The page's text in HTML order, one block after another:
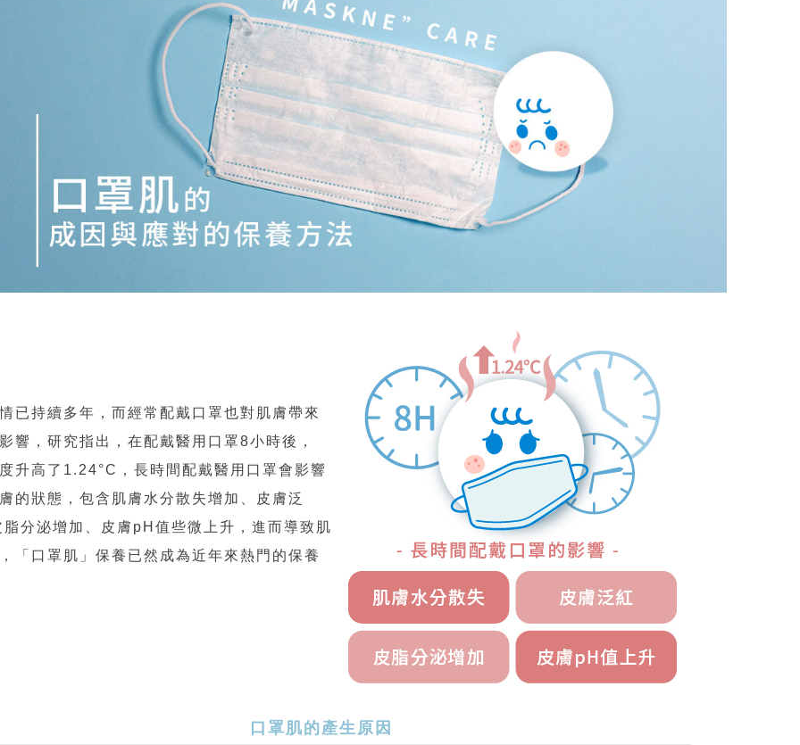
持續多年，而經常配戴口罩也對肌膚帶來
響，研究指出，在配戴醫用口罩8小時後，
升高了1.24°C，長時間配戴醫用口罩會影響
的狀態，包含肌膚水分散失增加、皮膚泛
脂分泌增加、皮膚pH值些微上升，進而導致肌
「口罩肌」保養已然成為近年來熱門的保養
口罩肌的產生原因